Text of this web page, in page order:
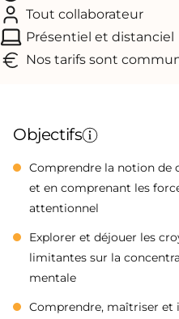
Tout collaborateur
Présentiel et distanciel
Nos tarifs sont
Objectifs
Comprendre la notion de
et en comprenant les
attentionnel
Explorer et déjouer les
limitantes sur la
mentale
Comprendre, maîtriser et